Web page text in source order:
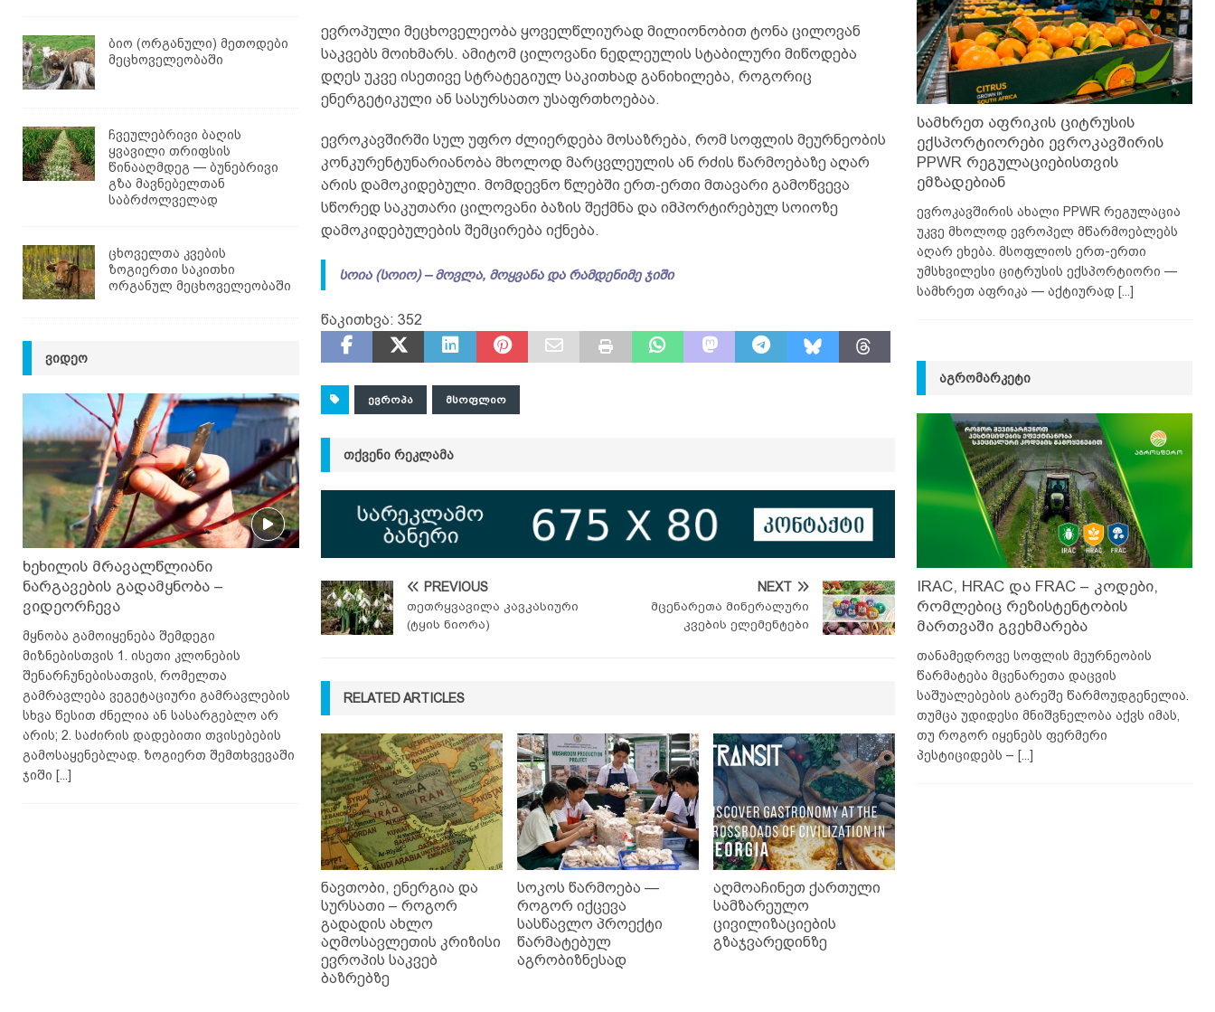
ევროპული მეცხოველეობა ყოველწლიურად მილიონობით ტონა ცილოვან
საკვებს მოიხმარს. ამიტომ ცილოვანი ნედლეულის სტაბილური მიწოდება
დღეს უკვე ისეთივე სტრატეგიულ საკითხად განიხილება, როგორიც
ენერგეტიკული ან სასურსათო უსაფრთხოებაა.
ევროკავშირში სულ უფრო ძლიერდება მოსაზრება, რომ სოფლის მეურნეობის
კონკურენტუნარიანობა მხოლოდ მარცვლეულის ან რძის წარმოებაზე აღარ
არის დამოკიდებული. მომდევნო წლებში ერთ-ერთი მთავარი გამოწვევა
სწორედ საკუთარი ცილოვანი ბაზის შექმნა და იმპორტირებულ სოიოზე
დამოკიდებულების შემცირება იქნება.
სოია (სოიო) – მოვლა, მოყვანა და რამდენიმე ჯიში
წაკითხვა: 352
ᲔᲕᲠᲝᲞᲐ ᲛᲡᲝᲤᲚᲘᲝ
ᲗᲥᲕᲔᲜᲘ ᲠᲔᲙᲚᲐᲛᲐ
PREVIOUS
თეთრყვავილა კავკასიური
(ტყის ნიორა)
NEXT
მცენარეთა მინერალური
კვების ელემენტები
RELATED ARTICLES
ნავთობი, ენერგია და
სურსათი – როგორ
გადადის ახლო
აღმოსავლეთის კრიზისი
ევროპის საკვებ
ბაზრებზე
სოკოს წარმოება —
როგორ იქცევა
სასწავლო პროექტი
წარმატებულ
აგრობიზნესად
აღმოაჩინეთ ქართული
სამზარეულო
ცივილიზაციების
გზაჯვარედინზე
ბიო (ორგანული) მეთოდები
მეცხოველეობაში
ჩვეულებრივი ბაღის
ყვავილი თრიფსის
წინააღმდეგ — ბუნებრივი
გზა მავნებელთან
საბრძოლველად
ცხოველთა კვების
ზოგიერთი საკითხი
ორგანულ მეცხოველეობაში
ᲕᲘᲓᲔᲝ
ხეხილის მრავალწლიანი
ნარგავების გადამყნობა –
ვიდეორჩევა
მყნობა გამოიყენება შემდეგი
მიზნებისთვის 1. ისეთი კლონების
შენარჩუნებისათვის, რომელთა
გამრავლება ვეგეტაციური გამრავლების
სხვა წესით ძნელია ან სასარგებლო არ
არის; 2. საძირის დადებითი თვისებების
გამოსაყენებლად. ზოგიერთ შემთხვევაში
ჯიში [...]
სამხრეთ აფრიკის ციტრუსის
ექსპორტიორები ევროკავშირის
PPWR რეგულაციებისთვის
ემზადებიან
ევროკავშირის ახალი PPWR რეგულაცია
უკვე მხოლოდ ევროპელ მწარმოებლებს
აღარ ეხება. მსოფლიოს ერთ-ერთი
უმსხვილესი ციტრუსის ექსპორტიორი —
სამხრეთ აფრიკა — აქტიურად [...]
ᲐᲒᲠᲝᲛᲐᲠᲙᲔᲢᲘ
IRAC, HRAC და FRAC – კოდები,
რომლებიც რეზისტენტობის
მართვაში გვეხმარება
თანამედროვე სოფლის მეურნეობის
წარმატება მცენარეთა დაცვის
საშუალებების გარეშე წარმოუდგენელია.
თუმცა უდიდესი მნიშვნელობა აქვს იმას,
თუ როგორ იყენებს ფერმერი
პესტიციდებს – [...]